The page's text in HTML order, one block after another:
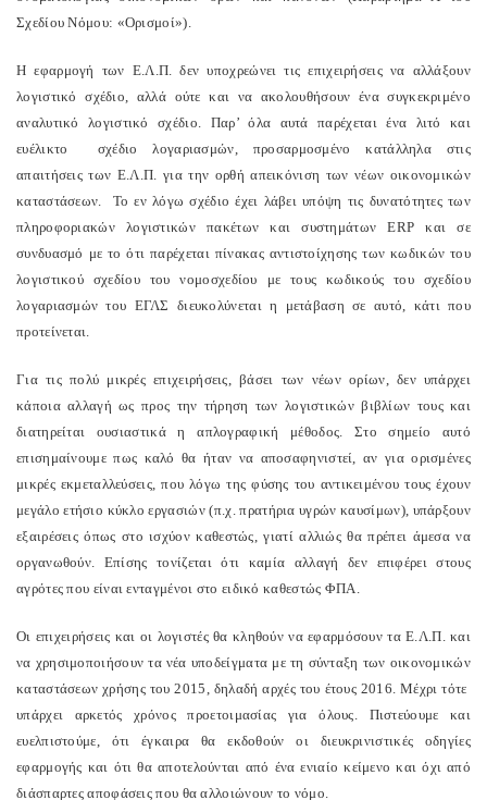
Σχεδίου Νόμου: «Ορισμοί»).
Η εφαρμογή των Ε.Λ.Π. δεν υποχρεώνει τις επιχειρήσεις να αλλάξουν
λογιστικό σχέδιο, αλλά ούτε και να ακολουθήσουν ένα συγκεκριμένο
αναλυτικό λογιστικό σχέδιο. Παρ’ όλα αυτά παρέχεται ένα λιτό και
ευέλικτο σχέδιο λογαριασμών, προσαρμοσμένο κατάλληλα στις
απαιτήσεις των Ε.Λ.Π. για την ορθή απεικόνιση των νέων οικονομικών
καταστάσεων. Το εν λόγω σχέδιο έχει λάβει υπόψη τις δυνατότητες των
πληροφοριακών λογιστικών πακέτων και συστημάτωνERP και σε
συνδυασμό με το ότι παρέχεται πίνακας αντιστοίχησης των κωδικών του
λογιστικού σχεδίου του νομοσχεδίου με τους κωδικούς του σχεδίου
λογαριασμών του ΕΓΛΣ διευκολύνεται η μετάβαση σε αυτό, κάτι που
προτείνεται.
Για τις πολύ μικρές επιχειρήσεις, βάσει των νέων ορίων, δεν υπάρχει
κάποια αλλαγή ως προς την τήρηση των λογιστικών βιβλίων τους και
διατηρείται ουσιαστικά η απλογραφική μέθοδος. Στο σημείο αυτό
επισημαίνουμε πως καλό θα ήταν να αποσαφηνιστεί, αν για ορισμένες
μικρές εκμεταλλεύσεις, που λόγω της φύσης του αντικειμένου τους έχουν
μεγάλο ετήσιο κύκλο εργασιών (π.χ. πρατήρια υγρών καυσίμων), υπάρξουν
εξαιρέσεις όπως στο ισχύον καθεστώς, γιατί αλλιώς θα πρέπει άμεσα να
οργανωθούν. Επίσης τονίζεται ότι καμία αλλαγή δεν επιφέρει στους
αγρότες που είναι ενταγμένοι στο ειδικό καθεστώς ΦΠΑ.
Οι επιχειρήσεις και οι λογιστές θα κληθούν να εφαρμόσουν τα Ε.Λ.Π. και
να χρησιμοποιήσουν τα νέα υποδείγματα με τη σύνταξη των οικονομικών
καταστάσεων χρήσης του 2015, δηλαδή αρχές του έτους 2016. Μέχρι τότε
υπάρχει αρκετός χρόνος προετοιμασίας για όλους. Πιστεύουμε και
ευελπιστούμε, ότι έγκαιρα θα εκδοθούν οι διευκρινιστικές οδηγίες
εφαρμογής και ότι θα αποτελούνται από ένα ενιαίο κείμενο και όχι από
διάσπαρτες αποφάσεις που θα αλλοιώνουν το νόμο.